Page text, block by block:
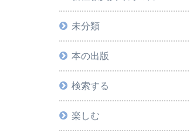
未分類
本の出版
検索する
楽しむ